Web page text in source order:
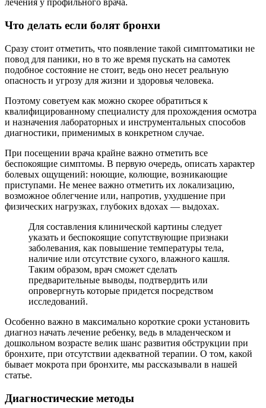
лечения у профильного врача.
Что делать если болят бронхи
Сразу стоит отметить, что появление такой симптоматики не
повод для паники, но в то же время пускать на самотек
подобное состояние не стоит, ведь оно несет реальную
опасность и угрозу для жизни и здоровья человека.
Поэтому советуем как можно скорее обратиться к
квалифицированному специалисту для прохождения осмотра
и назначения лабораторных и инструментальных способов
диагностики, применимых в конкретном случае.
При посещении врача крайне важно отметить все
беспокоящие симптомы. В первую очередь, описать характер
болевых ощущений: ноющие, колющие, возникающие
приступами. Не менее важно отметить их локализацию,
возможное облегчение или, напротив, ухудшение при
физических нагрузках, глубоких вдохах — выдохах.
Для составления клинической картины следует
указать и беспокоящие сопутствующие признаки
заболевания, как повышение температуры тела,
наличие или отсутствие сухого, влажного кашля.
Таким образом, врач сможет сделать
предварительные выводы, подтвердить или
опровергнуть которые придется посредством
исследований.
Особенно важно в максимально короткие сроки установить
диагноз начать лечение ребенку, ведь в младенческом и
дошкольном возрасте велик шанс развития обструкции при
бронхите, при отсутствии адекватной терапии. О том, какой
бывает мокрота при бронхите, мы рассказывали в нашей
статье.
Диагностические методы